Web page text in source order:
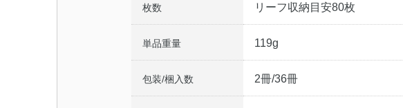
枚数 リーフ収納目安80枚
単品重量 119g
包装/梱入数 2冊/36冊